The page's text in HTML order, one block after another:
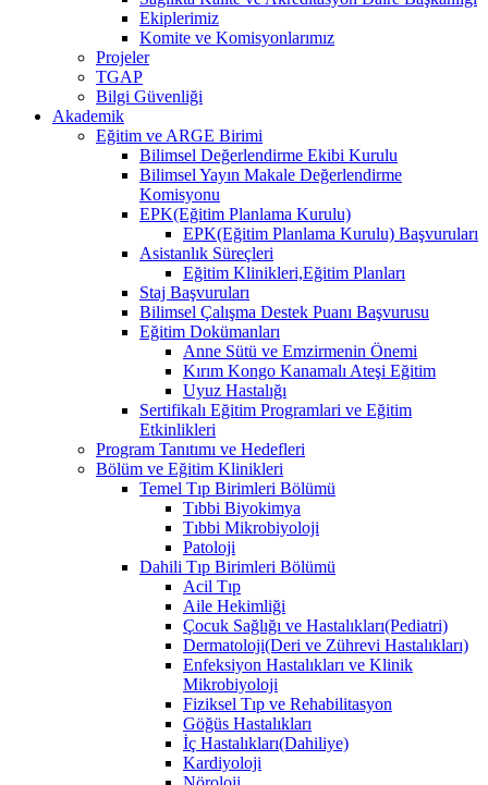
Ekiplerimiz
Komite ve Komisyonlarımız
Projeler
TGAP
Bilgi Güvenliği
Akademik
Eğitim ve ARGE Birimi
Bilimsel Değerlendirme Ekibi Kurulu
Bilimsel Yayın Makale Değerlendirme
Komisyonu
EPK(Eğitim Planlama Kurulu)
EPK(Eğitim Planlama Kurulu) Başvuruları
Asistanlık Süreçleri
Eğitim Klinikleri,Eğitim Planları
Staj Başvuruları
Bilimsel Çalışma Destek Puanı Başvurusu
Eğitim Dokümanları
​Anne Sütü ve Emzirmenin Önemi
Kırım Kongo Kanamalı Ateşi Eğitim
Uyuz Hastalığı
Sertifikalı Eğitim Programlari ve Eğitim
Etkinlikleri
Program Tanıtımı ve Hedefleri
Bölüm ve Eğitim Klinikleri
Temel Tıp Birimleri Bölümü
Tıbbi Biyokimya
Tıbbi Mikrobiyoloji
Patoloji
Dahili Tıp Birimleri Bölümü
Acil Tıp
Aile Hekimliği
Çocuk Sağlığı ve Hastalıkları(Pediatri)
Dermatoloji(Deri ve Zührevi Hastalıkları)
Enfeksiyon Hastalıkları ve Klinik
Mikrobiyoloji
Fiziksel Tıp ve Rehabilitasyon
Göğüs Hastalıkları
İç Hastalıkları(Dahiliye)
Kardiyoloji